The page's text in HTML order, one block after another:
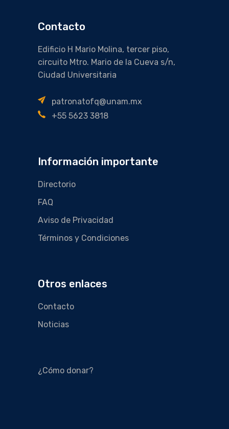
Contacto
Edificio H Mario Molina, tercer piso,
circuito Mtro. Mario de la Cueva s/n,
Ciudad Universitaria
patronatofq@unam.mx
+55 5623 3818
Información importante
Directorio
FAQ
Aviso de Privacidad
Términos y Condiciones
Otros enlaces
Contacto
Noticias
¿Cómo donar?